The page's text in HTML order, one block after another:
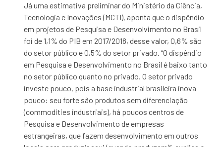
Já uma estimativa preliminar do Ministério da Ciência,
Tecnologia e Inovações (MCTI), aponta que o dispêndio
em projetos de Pesquisa e Desenvolvimento no Brasil
foi de 1,1% do PIB em 2017/2018, desse valor, 0,6% são
do setor público e 0,5% do setor privado. “O dispêndio
em Pesquisa e Desenvolvimento no Brasil é baixo tanto
no setor público quanto no privado. O setor privado
investe pouco, pois a base industrial brasileira inova
pouco: seu forte são produtos sem diferenciação
(commodities industriais), há poucos centros de
Pesquisa e Desenvolvimento de empresas
estrangeiras, que fazem desenvolvimento em outros